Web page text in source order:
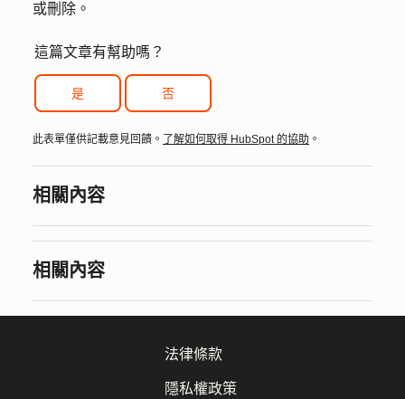
或刪除 。
這篇文章有幫助嗎？
是 否
此表單僅供記載意見回饋。 了解如何取得 HubSpot 的協助 。
相關內容
相關內容
法律條款
隱私權政策